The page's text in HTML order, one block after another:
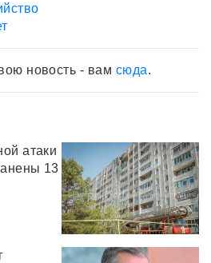
новость - вам сюда.
атаки
13